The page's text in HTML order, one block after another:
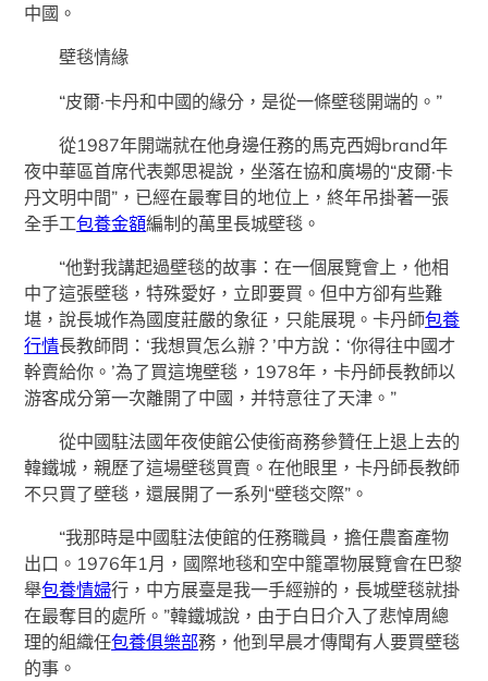
中國。
壁毯情緣
“皮爾·卡丹和中國的緣分，是從一條壁毯開端的。”
從1987年開端就在他身邊任務的馬克西姆brand年
夜中華區首席代表鄭思褆說，坐落在協和廣場的“皮爾·卡
丹文明中間”，已經在最奪目的地位上，終年吊掛著一張
全手工包養金額編制的萬里長城壁毯。
“他對我講起過壁毯的故事：在一個展覽會上，他相
中了這張壁毯，特殊愛好，立即要買。但中方卻有些難
堪，說長城作為國度莊嚴的象征，只能展現。卡丹師包養
行情長教師問：‘我想買怎么辦？’中方說：‘你得往中國才
幹賣給你。’為了買這塊壁毯，1978年，卡丹師長教師以
游客成分第一次離開了中國，并特意往了天津。”
從中國駐法國年夜使館公使銜商務參贊任上退上去的
韓鐵城，親歷了這場壁毯買賣。在他眼里，卡丹師長教師
不只買了壁毯，還展開了一系列“壁毯交際”。
“我那時是中國駐法使館的任務職員，擔任農畜產物
出口。1976年1月，國際地毯和空中籠罩物展覽會在巴黎
舉包養情婦行，中方展臺是我一手經辦的，長城壁毯就掛
在最奪目的處所。”韓鐵城說，由于白日介入了悲悼周總
理的組織任包養俱樂部務，他到早晨才傳聞有人要買壁毯
的事。